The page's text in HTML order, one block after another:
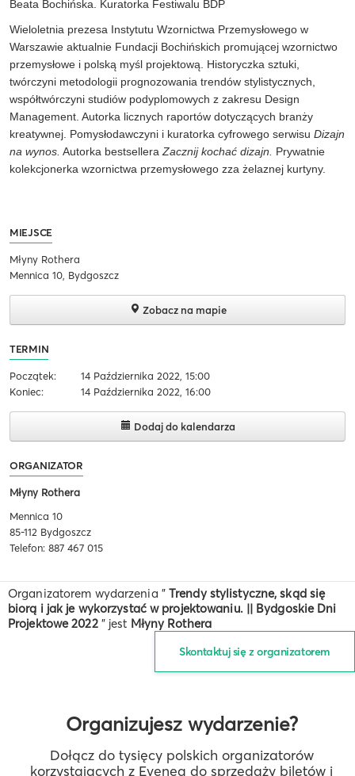
Beata Bochińska. Kuratorka Festiwalu BDP
Wieloletnia prezesa Instytutu Wzornictwa Przemysłowego w
Warszawie aktualnie Fundacji Bochińskich promującej wzornictwo
przemysłowe i polską myśl projektową. Historyczka sztuki,
twórczyni metodologii prognozowania trendów stylistycznych
współtwórczyni studiów podyplomowych z zakresu Design
Management Autorka licznych raportów dotyczących branży
kreatywnej. Pomysłodawczyni i kuratorka cyfrowego serwisu Dizajn
na wynos. Autorka bestsellera Zacznij kochać dizajn
Prywatnie
kolekcjonerka wzornictwa przemysłowego zza żelaznej kurtyny.
MIEJSCE
Młyny Rothera
Mennica 10, Bydgoszcz
Zobacz na mapie
TERMIN
Początek:
14 Października 2022, 15:00
Koniec:
14 Października 2022, 16:00
Dodaj do kalendarza
ORGANIZATOR
Młyny Rothera
Mennica 10
85-112 Bydgoszcz
Telefon: 887 467 015
Organizatorem wydarzenia " Trendy stylistyczne, skąd się
biorą i jak je wykorzystać w projektowaniu. || Bydgoskie Dni
Projektowe 2022" jest Młyny Rothera
Skontaktuj się z organizatorem
Organizujesz wydarzenie?
Dołącz do tysięcy polskich organizatorów
korzystających z Evenea do sprzedaży biletów i